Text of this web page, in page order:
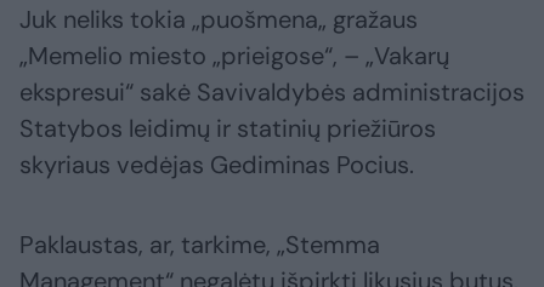
Juk neliks tokia „puošmena„ gražaus
„Memelio miesto „prieigose“, – „Vakarų
ekspresui“ sakė Savivaldybės administracijos
Statybos leidimų ir statinių priežiūros
skyriaus vedėjas Gediminas Pocius.
Paklaustas, ar, tarkime, „Stemma